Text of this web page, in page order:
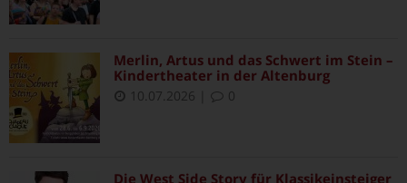
Merlin, Artus und das Schwert im Stein –
Kindertheater in der Altenburg
10.07.2026 0
Die West Side Story für Klassikeinsteiger